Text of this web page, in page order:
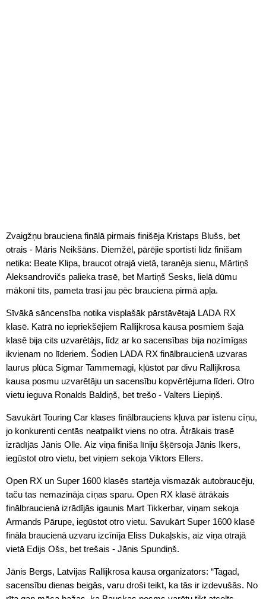
Zvaigžņu brauciena finālā pirmais finišēja Kristaps Blušs, bet
otrais - Māris Neikšāns. Diemžēl, pārējie sportisti līdz finišam
netika: Beate Klipa, braucot otrajā vietā, taranēja sienu, Mārtiņš
Aleksandrovičs palieka trasē, bet Martiņš Sesks, lielā dūmu
mākonī tīts, pameta trasi jau pēc brauciena pirmā apļa.
Sīvākā sāncensība notika visplašāk pārstāvētajā LADA RX
klasē. Katrā no iepriekšējiem Rallijkrosa kausa posmiem šajā
klasē bija cits uzvarētājs, līdz ar ko sacensības bija nozīmīgas
ikvienam no līderiem. Šodien LADA RX finālbraucienā uzvaras
laurus plūca Sigmar Tammemagi, kļūstot par divu Rallijkrosa
kausa posmu uzvarētāju un sacensību kopvērtējuma līderi. Otro
vietu ieguva Ronalds Baldiņš, bet trešo - Valters Liepiņš.
Savukārt Touring Car klases finālbrauciens kļuva par īstenu cīņu,
jo konkurenti centās neatpalikt viens no otra. Ātrākais trasē
izrādījās Jānis Olle. Aiz viņa finiša līniju šķērsoja Jānis Ikers,
iegūstot otro vietu, bet viņiem sekoja Viktors Ellers.
Open RX un Super 1600 klasēs startēja vismazāk autobraucēju,
taču tas nemazināja cīņas sparu. Open RX klasē ātrākais
finālbraucienā izrādījās igaunis Mart Tikkerbar, viņam sekoja
Armands Pārupe, iegūstot otro vietu. Savukārt Super 1600 klasē
fināla braucienā uzvaru izcīnīja Eliss Dukaļskis, aiz viņa otrajā
vietā Edijs Ošs, bet trešais - Jānis Spundiņš.
Jānis Bergs, Latvijas Rallijkrosa kausa organizators: “Tagad,
sacensību dienas beigās, varu droši teikt, ka tās ir izdevušās. No